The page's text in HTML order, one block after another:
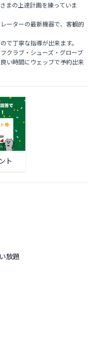
まの上達計画を練っていま
ーターの最新機器で、客観的
で丁寧な指導が出来ます。
クラブ・シューズ・グローブ
い時間にウェッブで予約出来
ト
放題